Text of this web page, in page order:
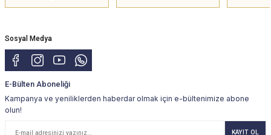
Sosyal Medya
E-Bülten Aboneliği
Kampanya ve yeniliklerden haberdar olmak için e-bültenimize abone
olun!
KAYIT OL